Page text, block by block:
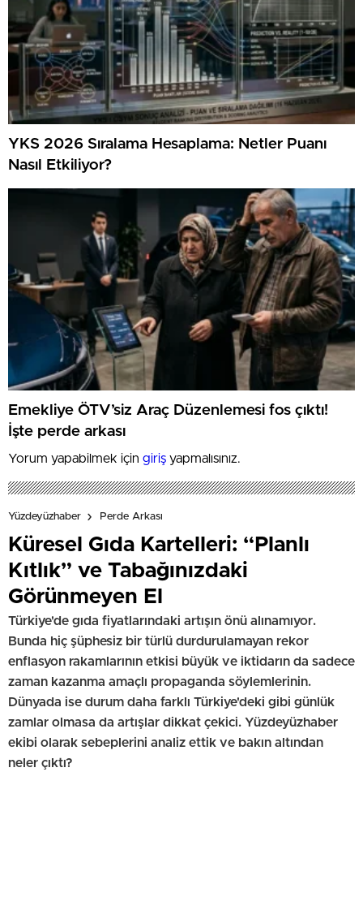
YKS 2026 Sıralama Hesaplama: Netler Puanı
Nasıl Etkiliyor?
Emekliye ÖTV’siz Araç Düzenlemesi fos çıktı!
İşte perde arkası
Yorum yapabilmek için giriş yapmalısınız.
Yüzdeyüzhaber Perde Arkası
Küresel Gıda Kartelleri: “Planlı
Kıtlık” ve Tabağınızdaki
Görünmeyen El
Türkiye'de gıda fiyatlarındaki artışın önü alınamıyor.
Bunda hiç şüphesiz bir türlü durdurulamayan rekor
enflasyon rakamlarının etkisi büyük ve iktidarın da sadece
zaman kazanma amaçlı propaganda söylemlerinin.
Dünyada ise durum daha farklı Türkiye'deki gibi günlük
zamlar olmasa da artışlar dikkat çekici. Yüzdeyüzhaber
ekibi olarak sebeplerini analiz ettik ve bakın altından
neler çıktı?